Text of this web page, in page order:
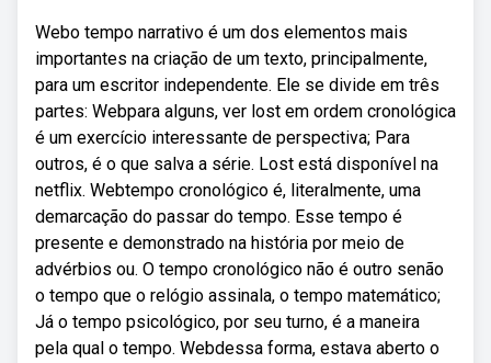
Webo tempo narrativo é um dos elementos mais
importantes na criação de um texto, principalmente,
para um escritor independente. Ele se divide em três
partes: Webpara alguns, ver lost em ordem cronológica
é um exercício interessante de perspectiva; Para
outros, é o que salva a série. Lost está disponível na
netflix. Webtempo cronológico é, literalmente, uma
demarcação do passar do tempo. Esse tempo é
presente e demonstrado na história por meio de
advérbios ou. O tempo cronológico não é outro senão
o tempo que o relógio assinala, o tempo matemático;
Já o tempo psicológico, por seu turno, é a maneira
pela qual o tempo. Webdessa forma, estava aberto o